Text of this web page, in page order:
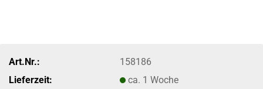
Art.Nr.:
158186
Lieferzeit:
ca. 1 Woche